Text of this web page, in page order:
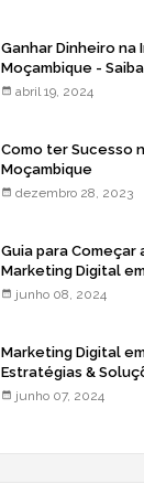
Ganhar Dinheiro na
Moçambique -
abril 19, 2024
Como ter Sucesso
Moçambique
dezembro 28, 2023
Guia para Começar
Marketing Digital
junho 08, 2024
Marketing Digital
Estratégias &
junho 07, 2024